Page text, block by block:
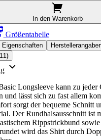
In den Warenkorb
Größentabelle
Eigenschaften
Longsleeve kann zu jeder
und lässt sich zu fast allem
sorgt der bequeme Schnitt
Der Rundhalsausschnitt ist
Rippstrickbund
wird das Shirt durch